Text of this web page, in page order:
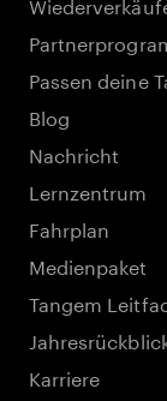
Passen deine
Blog
Nachricht
Lernzentrum
Fahrplan
Medienpaket
Tangem
Karriere